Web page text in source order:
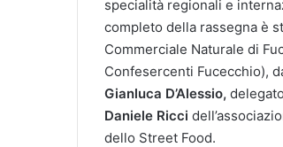
specialità regionali e
completo della rassegna è
Commerciale Naturale di
Confesercenti Fucecchio),
Gianluca D’Alessio,
Daniele Ricci
dello Street Food.